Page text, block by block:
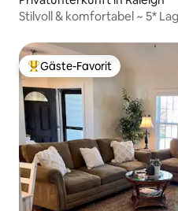
Stilvoll & komfortabel ~ 5*
Beliebter Gäste-Favorit.
Gäste-Favorit